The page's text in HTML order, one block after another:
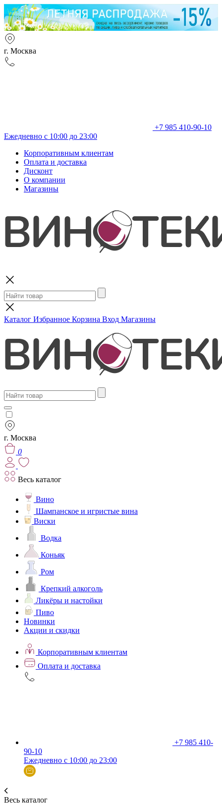
г. Москва
+7 985 410-90-10
Ежедневно с 10:00 до 23:00
Корпоративным клиентам
Оплата и доставка
Дисконт
О компании
Магазины
Каталог Избранное Корзина Вход Магазины
г. Москва
0
Весь каталог
Вино
Шампанское и игристые вина
Виски
Водка
Коньяк
Ром
Крепкий алкоголь
Ликёры и настойки
Пиво
Новинки
Акции и скидки
Корпоративным клиентам
Оплата и доставка
+7 985 410-
90-10
Ежедневно с 10:00 до 23:00
Весь каталог